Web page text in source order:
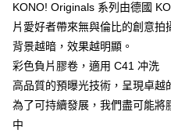
黑貓宅配(離島)
每筆NT$250，滿NT$2,000(含以
付款後門市自取
每筆NT$120，滿NT$1,000(含
KONO! Originals 系列由德國
片愛好者帶來無與倫比的創意拍
背景越暗，效果越明顯。
彩色負片膠卷，適用 C41 冲洗
高品質的預曝光技術，呈現卓越
為了可持續發展，我們盡可能
中